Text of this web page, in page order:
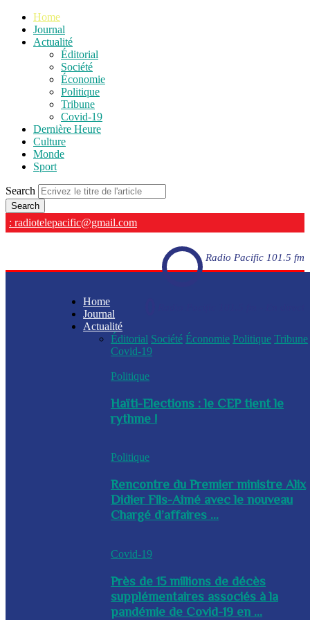
Home
Journal
Actualité
Éditorial
Société
Économie
Politique
Tribune
Covid-19
Dernière Heure
Culture
Monde
Sport
Search
: radiotelepacific@gmail.com
Radio Pacific 101.5 fm
Home
Journal
Actualité
Éditorial Société Économie Politique Tribune
Covid-19
Politique
Haïti-Elections : le CEP tient le
rythme !
Politique
Rencontre du Premier ministre Alix
Didier Fils-Aimé avec le nouveau
Chargé d’affaires ...
Covid-19
Près de 15 millions de décès
supplémentaires associés à la
pandémie de Covid-19 en ...